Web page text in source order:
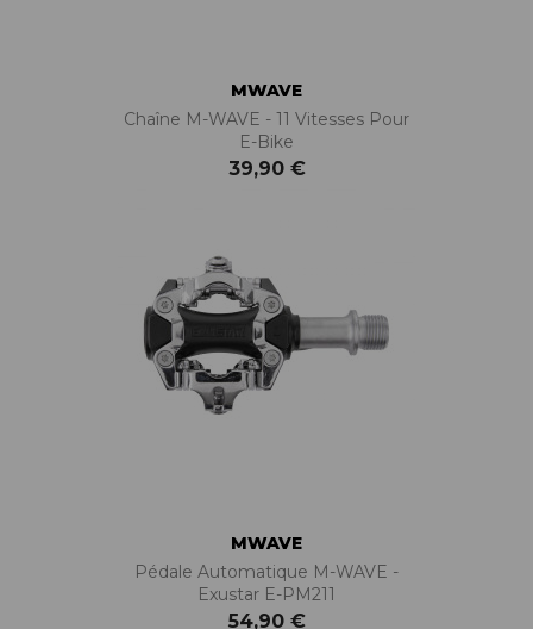
MWAVE
Chaîne M-WAVE - 11 Vitesses Pour
E-Bike
39,90 €
MWAVE
Pédale Automatique M-WAVE -
Exustar E-PM211
54,90 €